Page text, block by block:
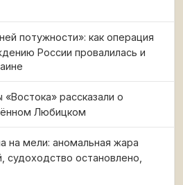
потужности»: как операция
России провалилась и
«Востока» рассказали о
Любицком
на мели: аномальная жара
судоходство остановлено,